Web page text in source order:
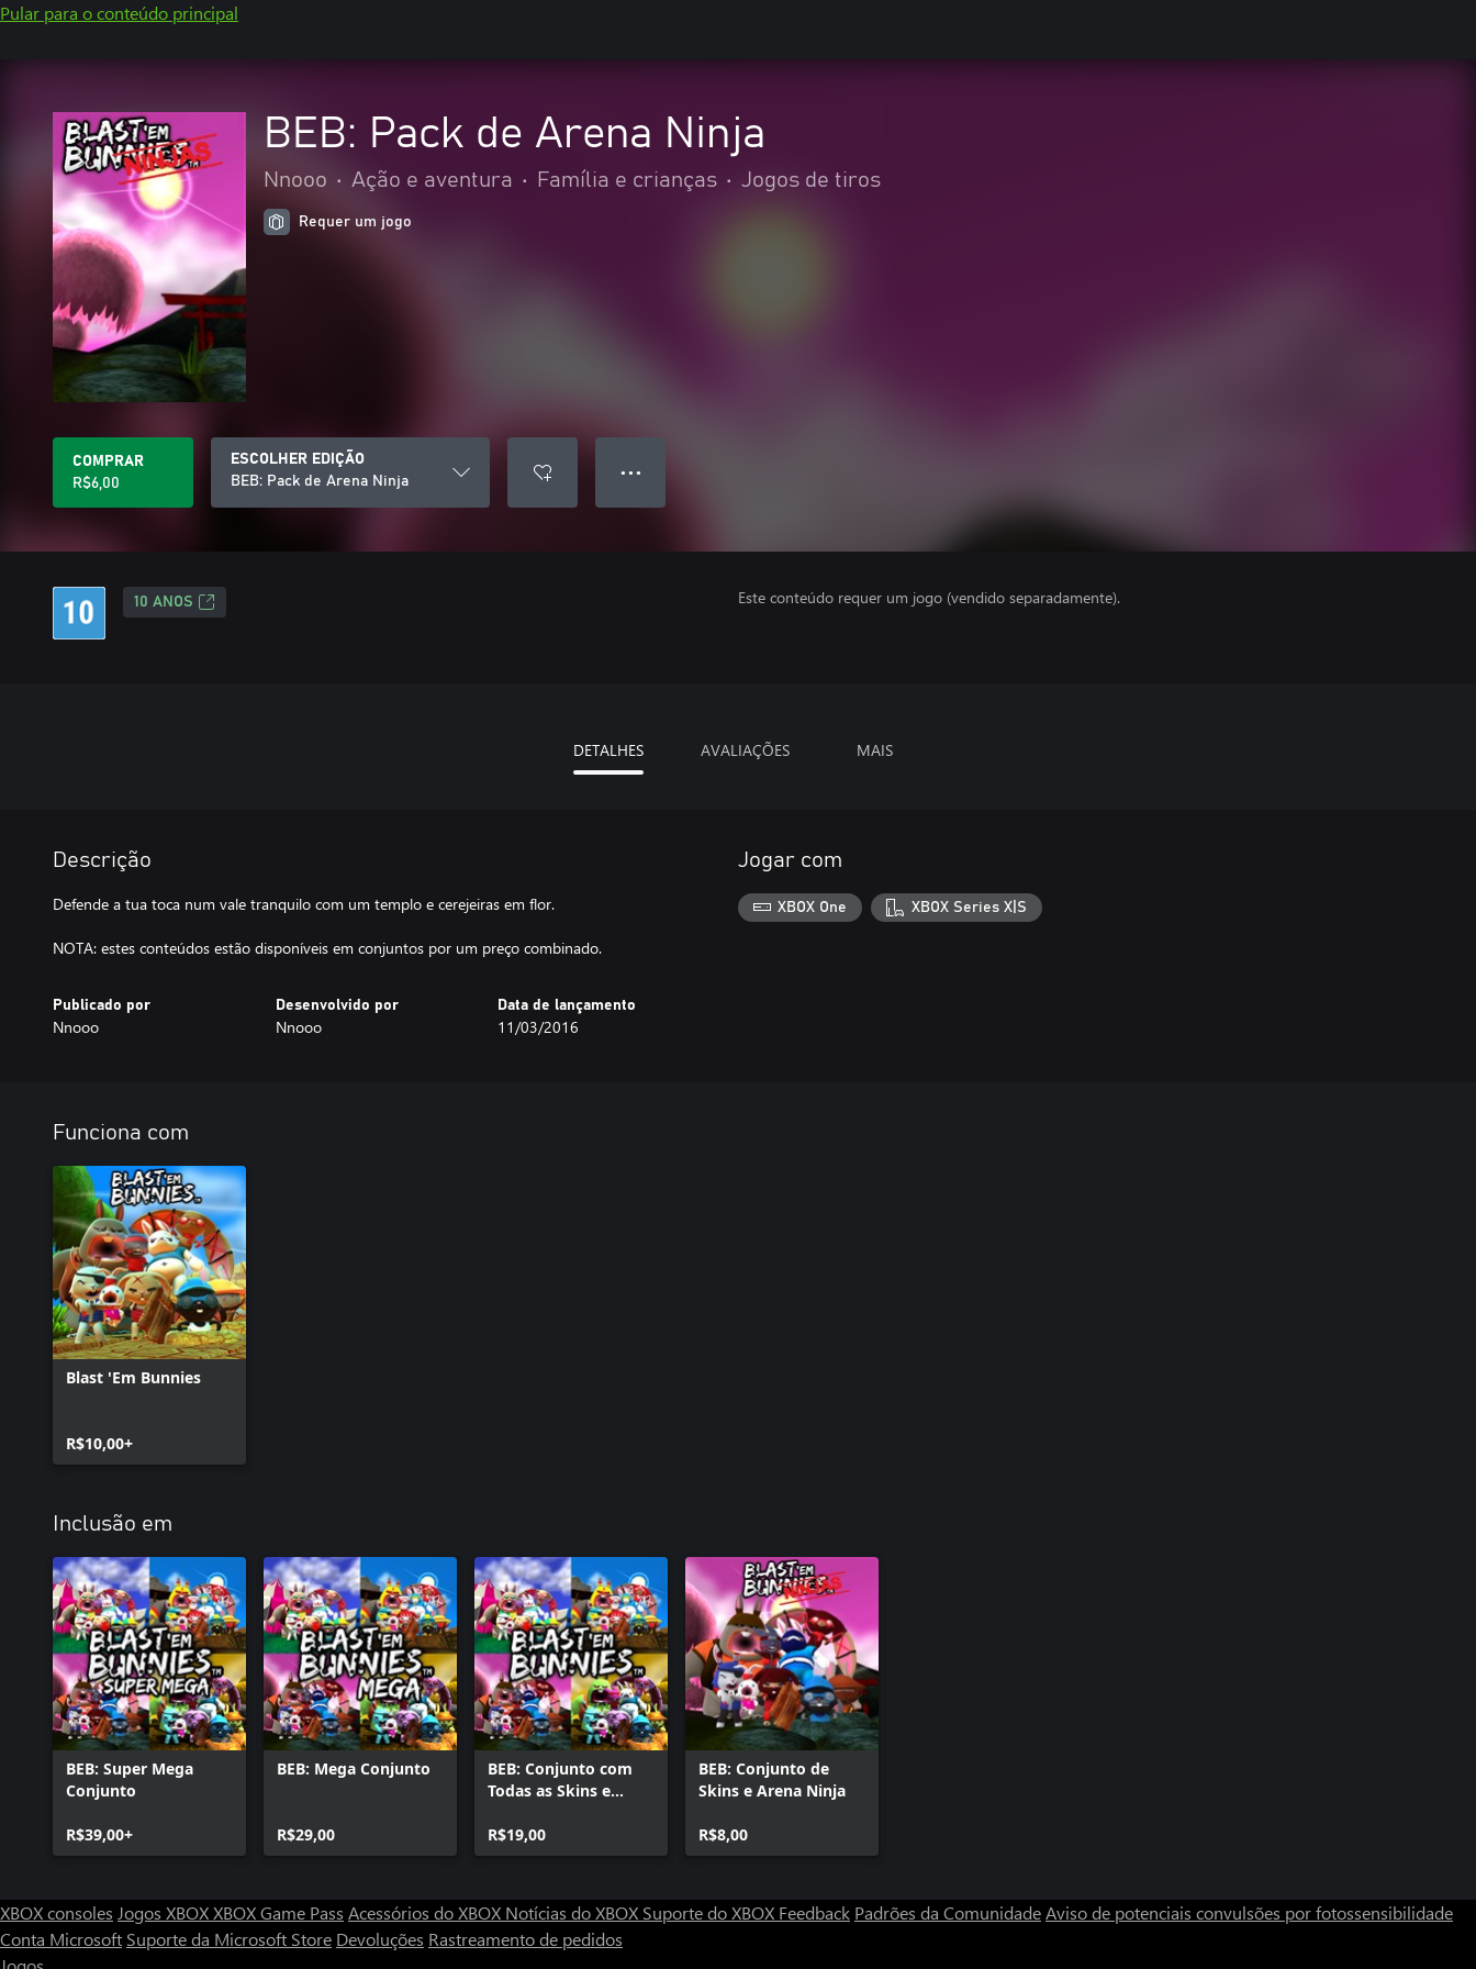
Pular para o conteúdo principal
BEB: Pack de Arena Ninja
Nnooo • Ação e aventura • Família e crianças • Jogos de tiros
Requer um jogo
COMPRAR
R$6,00
ESCOLHER EDIÇÃO
BEB: Pack de Arena Ninja
● ● ●
10 ANOS Este conteúdo requer um jogo (vendido separadamente).
DETALHES AVALIAÇÕES MAIS
Descrição
Defende a tua toca num vale tranquilo com um templo e cerejeiras em flor.
NOTA: estes conteúdos estão disponíveis em conjuntos por um preço combinado.
Publicado por
Nnooo
Desenvolvido por
Nnooo
Data de lançamento
11/03/2016
Jogar com
XBOX One XBOX Series X|S
Funciona com
Blast 'Em Bunnies
R$10,00+
Inclusão em
BEB: Super Mega
Conjunto
R$39,00+
BEB: Mega Conjunto
R$29,00
BEB: Conjunto com
Todas as Skins e
R$19,00
BEB: Conjunto de
Skins e Arena Ninja
R$8,00
XBOX consoles Jogos XBOXXBOX Game Pass Acessórios do XBOX Notícias do XBOX Suporte do XBOX Feedback Padrões da ComunidadeAviso de potenciais convulsões por fotossensibilidade
Conta Microsoft Suporte da Microsoft Store Devoluções Rastreamento de pedidos